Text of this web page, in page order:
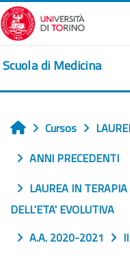
Salta al contenido principal
Scuola di Medicina
Inicio
Cursos
ANNI PRECEDENTI
LAUREA IN
DELL'ETA' EVOLUTIVA
A.A. 2020-2021